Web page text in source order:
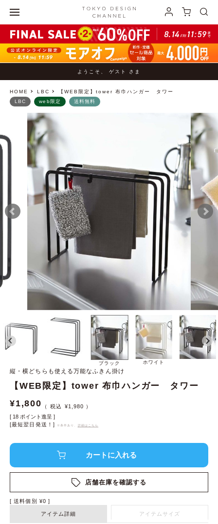
ようこそ、 ゲスト さま
HOME LBC 【WEB限定】tower 布巾ハンガー タワー
ブラック ホワイト
LBC web限定 送料無料
縦・横どちらも使える万能なふきん掛け
【WEB限定】tower 布巾ハンガー タワー
¥1,800 ¥1,980
[ 18 ポイント進呈 ]
[最短翌日発送！]
※条件あり、 詳細はこちら
店舗在庫を確認する
送料個別 ¥0
アイテム詳細 アイテムサイズ